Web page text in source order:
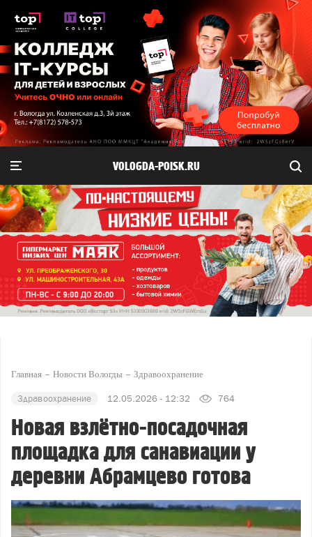
VOLOGDA-POISK.RU
Главная Новости Вологды Здравоохранение
Здравоохранение 12.05.2026 - 12:32 764
Новая взлётно-посадочная
площадка для санавиации у
деревни Абрамцево готова